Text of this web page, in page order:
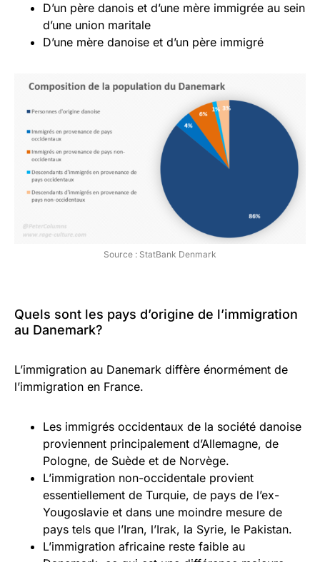
D’un père danois et d’une mère immigrée au sein
d’une union maritale
D’une mère danoise et d’un père immigré
Source : StatBank Denmark
Quels sont les pays d’origine de l’immigration
au Danemark?
L’immigration au Danemark diffère énormément de
l’immigration en France.
Les immigrés occidentaux de la société danoise
proviennent principalement d’Allemagne, de
Pologne, de Suède et de Norvège.
L’immigration non-occidentale provient
essentiellement de Turquie, de pays de l’ex-
Yougoslavie et dans une moindre mesure de
pays tels que l’Iran, l’Irak, la Syrie, le Pakistan.
L’immigration africaine reste faible au